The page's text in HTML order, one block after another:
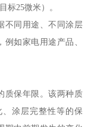
标25微米）。
不同用途、不同涂层
如家电用途产品、
质保年限。该两种质
涂层完整性等的保